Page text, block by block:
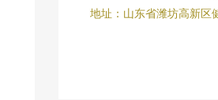
地址：山东省潍坊高新区